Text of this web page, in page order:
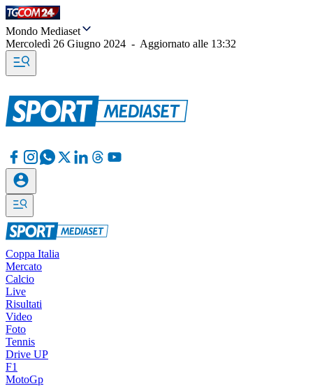
Mondo Mediaset
Mercoledì 26 Giugno 2024 - Aggiornato alle 13:32
Coppa Italia
Mercato
Calcio
Live
Risultati
Video
Foto
Tennis
Drive UP
F1
MotoGp